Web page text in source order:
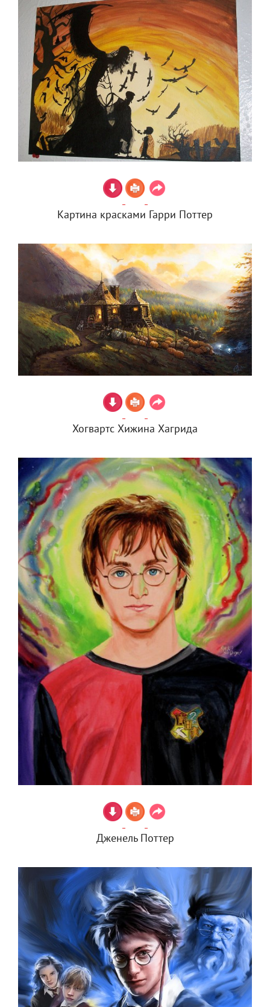
Картина красками Гарри Поттер
Хогвартс Хижина Хагрида
Дженель Поттер